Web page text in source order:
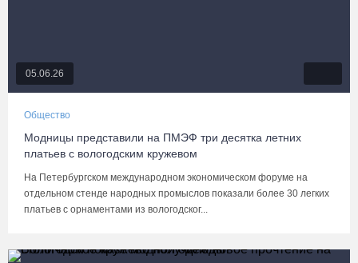
05.06.26
Общество
Модницы представили на ПМЭФ три десятка летних
платьев с вологодским кружевом
На Петербургском международном экономическом форуме на
отдельном стенде народных промыслов показали более 30 легких
платьев с орнаментами из вологодског...